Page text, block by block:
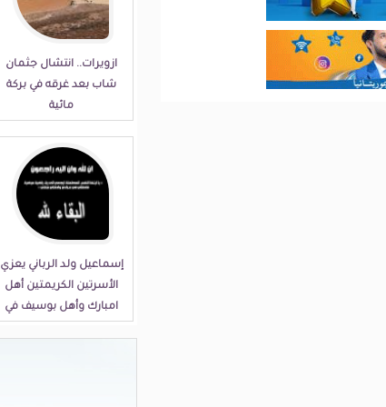
ازويرات.. انتشال جثمان
شاب بعد غرقه في بركة
مائية
إسماعيل ولد الرباني يعزي
الأسرتين الكريمتين أهل
امبارك وأهل بوسيف في